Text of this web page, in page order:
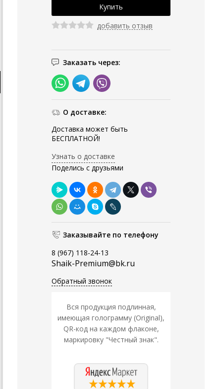
добавить отзыв
Заказать через:
О доставке:
Доставка может быть
БЕСПЛАТНОЙ!
Узнать о доставке
Поделись с друзьями
Заказывайте по телефону
8 (967) 118-24-13
Shaik-Premium@bk.ru
Обратный звонок
Вся продукция подлинная,
имеющая голограмму (Original),
QR-код на каждом флаконе,
маркировку "Честный знак".